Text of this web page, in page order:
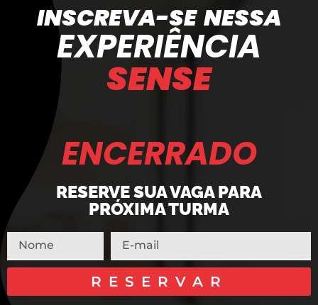
INSCREVA-SE NESSA
EXPERIÊNCIA
SENSE
ENCERRADO
RESERVE SUA VAGA PARA
PRÓXIMA TURMA
RESERVAR